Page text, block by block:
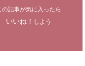
の記事が気に入ったら
いいね！ しよう